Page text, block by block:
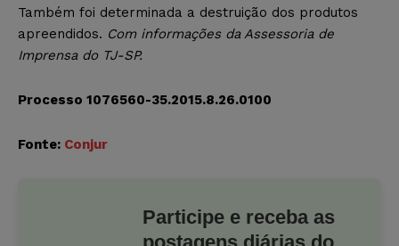
Também foi determinada a destruição dos produtos
apreendidos. Com informações da Assessoria de
Imprensa do TJ-SP.
Processo 1076560-35.2015.8.26.0100
Fonte: Conjur
Participe e receba as